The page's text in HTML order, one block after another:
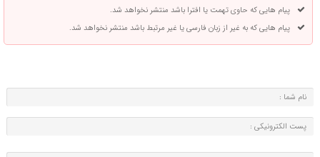
پیام هایی که حاوی تهمت یا افترا باشد منتشر نخواهد شد.
پیام هایی که به غیر از زبان فارسی یا غیر مرتبط باشد منتشر نخواهد شد.